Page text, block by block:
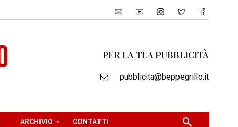
PER LA TUA PUBBLICITÀ
pubblicita@beppegrillo.it
ARCHIVIO CONTATTI